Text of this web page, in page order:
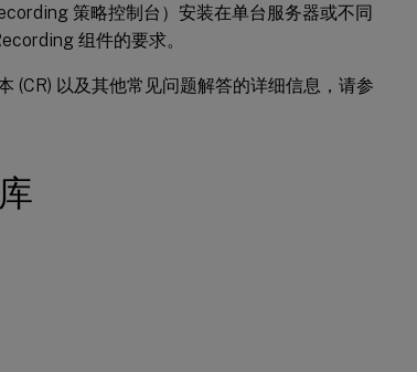
策略控制台）安装在单台服务器或不同
组件的要求。
(CR) 以及其他常见问题解答的详细信息，请参